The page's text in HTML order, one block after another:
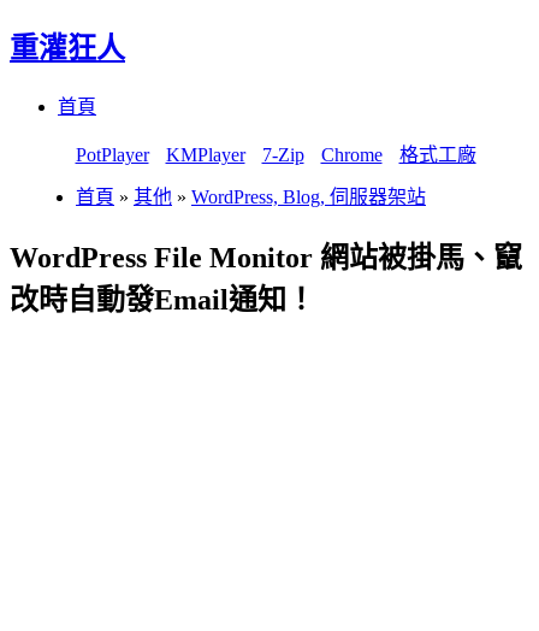
重灌狂人
首頁
PotPlayer KMPlayer 7-Zip Chrome 格式工廠
首頁 » 其他 » WordPress, Blog, 伺服器架站
WordPress File Monitor 網站被掛馬、竄
改時自動發Email通知！